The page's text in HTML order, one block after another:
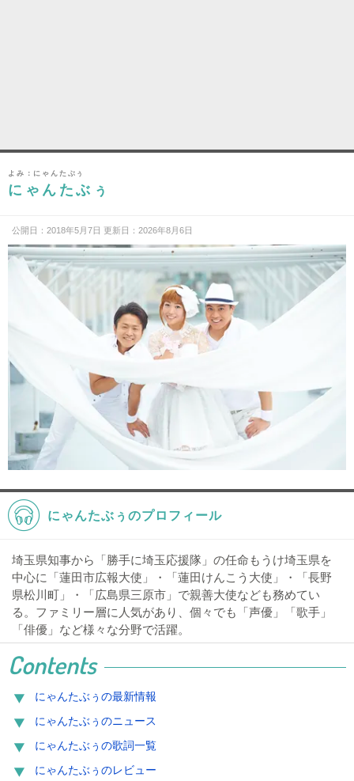
よみ：にゃんたぶぅ
にゃんたぶぅ
公開日：2018年5月7日 更新日：2026年8月6日
にゃんたぶぅのプロフィール
埼玉県知事から「勝手に埼玉応援隊」の任命もうけ埼玉県を
中心に「蓮田市広報大使」・「蓮田けんこう大使」・「長野
県松川町」・「広島県三原市」で親善大使なども務めてい
る。ファミリー層に人気があり、個々でも「声優」「歌手」
「俳優」など様々な分野で活躍。
Contents
にゃんたぶぅの最新情報
にゃんたぶぅのニュース
にゃんたぶぅの歌詞一覧
にゃんたぶぅのレビュー